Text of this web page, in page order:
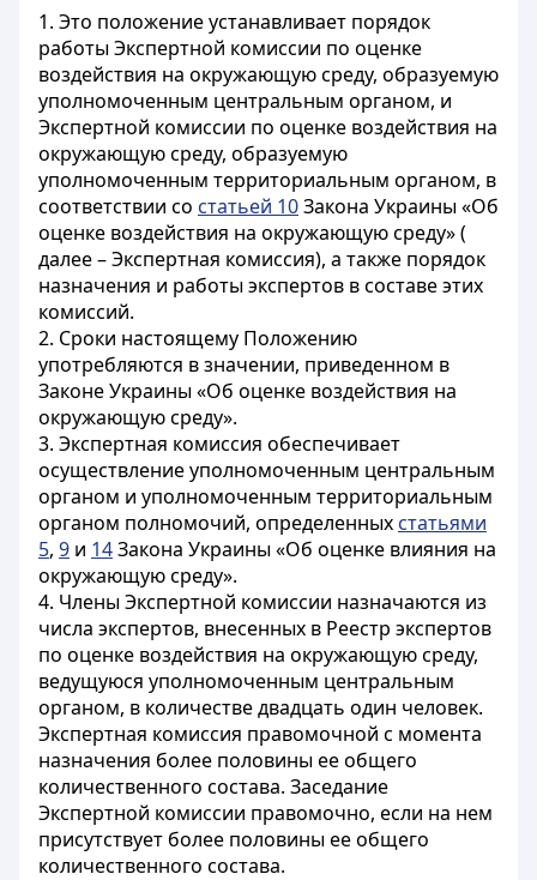
1. Это положение устанавливает порядок
работы Экспертной комиссии по оценке
воздействия на окружающую среду, образуемую
уполномоченным центральным органом, и
Экспертной комиссии по оценке воздействия на
окружающую среду, образуемую
уполномоченным территориальным органом, в
соответствии со статьей 10Закона Украины «Об
оценке воздействия на окружающую среду» (
далее – Экспертная комиссия), а также порядок
назначения и работы экспертов в составе этих
комиссий.
2. Сроки настоящему Положению
употребляются в значении, приведенном в
Законе Украины «Об оценке воздействия на
окружающую среду».
3. Экспертная комиссия обеспечивает
осуществление уполномоченным центральным
органом и уполномоченным территориальным
органом полномочий, определенных статьями
5, 9 и 14Закона Украины «Об оценке влияния на
окружающую среду».
4. Члены Экспертной комиссии назначаются из
числа экспертов, внесенных в Реестр экспертов
по оценке воздействия на окружающую среду,
ведущуюся уполномоченным центральным
органом, в количестве двадцать один человек.
Экспертная комиссия правомочной с момента
назначения более половины ее общего
количественного состава. Заседание
Экспертной комиссии правомочно, если на нем
присутствует более половины ее общего
количественного состава.